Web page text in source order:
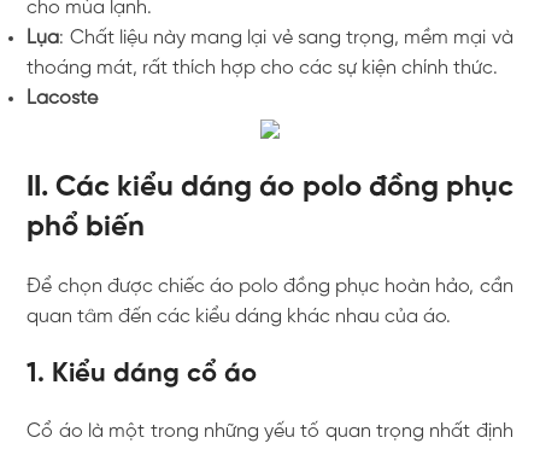
cho mùa lạnh.
Lụa: Chất liệu này mang lại vẻ sang trọng, mềm mại và
thoáng mát, rất thích hợp cho các sự kiện chính thức.
Lacoste
II. Các kiểu dáng áo polo đồng phục
phổ biến
Để chọn được chiếc áo polo đồng phục hoàn hảo, cần
quan tâm đến các kiểu dáng khác nhau của áo.
1. Kiểu dáng cổ áo
Cổ áo là một trong những yếu tố quan trọng nhất định